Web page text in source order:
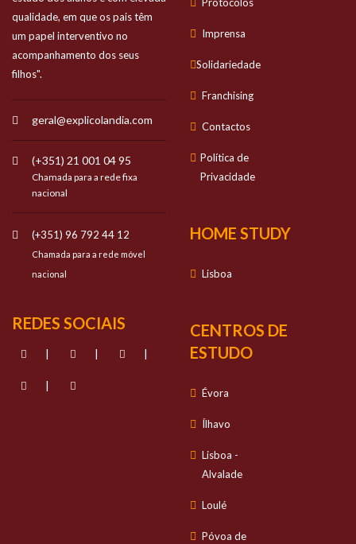
qualidade, em que os pais têm
um papel interventivo no
acompanhamento dos seus
filhos".
geral@explicolandia.com
(+351) 21 001 04 95
Chamada para a rede fixa
nacional
(+351) 96 792 44 12
Chamada para a rede móvel
nacional
REDES SOCIAIS
| | |
|
Imprensa
Solidariedade
Franchising
Contactos
Política de
Privacidade
HOME STUDY
Lisboa
CENTROS DE
ESTUDO
Évora
Ílhavo
Lisboa -
Alvalade
Loulé
Póvoa de